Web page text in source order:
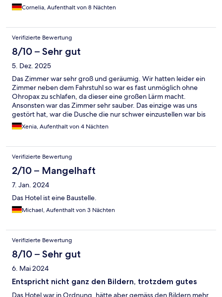
Cornelia, Aufenthalt von 8 Nächten
Verifizierte Bewertung
8/10 – Sehr gut
5. Dez. 2025
Das Zimmer war sehr groß und geräumig. Wir hatten leider ein
Zimmer neben dem Fahrstuhl so war es fast unmöglich ohne
Ohropax zu schlafen, da dieser eine großen Lärm macht.
Ansonsten war das Zimmer sehr sauber. Das einzige was uns
gestört hat, war die Dusche die nur schwer einzustellen war bis
mal warmes Wasser kam. Das Personal war meistens freundlich
Xenia, Aufenthalt von 4 Nächten
Verifizierte Bewertung
2/10 – Mangelhaft
7. Jan. 2024
Das Hotel ist eine Baustelle.
Michael, Aufenthalt von 3 Nächten
Verifizierte Bewertung
8/10 – Sehr gut
6. Mai 2024
Entspricht nicht ganz den Bildern, trotzdem gutes
Das Hotel war in Ordnung, hätte aber gemäss den Bildern mehr